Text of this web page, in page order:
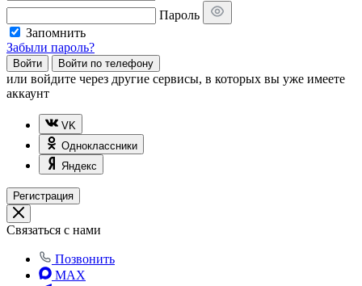
Пароль
Запомнить
Забыли пароль?
Войти Войти по телефону
или войдите через другие сервисы, в которых вы уже имеете
аккаунт
VK
Одноклассники
Яндекс
Регистрация
Связаться с нами
Позвонить
MAX